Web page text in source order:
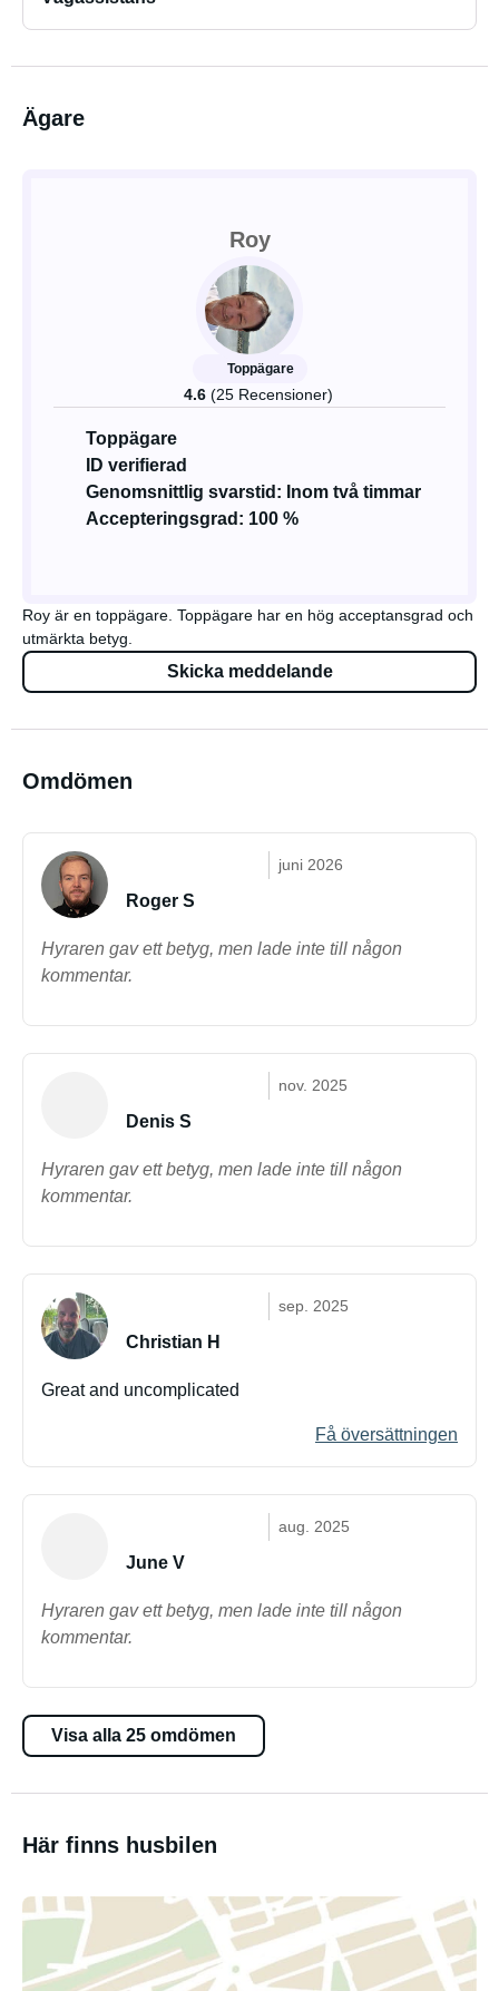
Ägare
Roy
Toppägare
4.6 (25 Recensioner)
Toppägare
ID verifierad
Genomsnittlig svarstid: Inom två timmar
Accepteringsgrad: 100 %
Roy är en toppägare. Toppägare har en hög acceptansgrad och
utmärkta betyg.
Skicka meddelande
Omdömen
juni 2026
Roger S
Hyraren gav ett betyg, men lade inte till någon
kommentar.
nov. 2025
Denis S
Hyraren gav ett betyg, men lade inte till någon
kommentar.
sep. 2025
Christian H
Great and uncomplicated
Få översättningen
aug. 2025
June V
Hyraren gav ett betyg, men lade inte till någon
kommentar.
Visa alla 25 omdömen
Här finns husbilen